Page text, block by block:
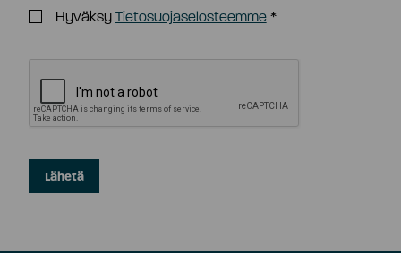
Hyväksy Tietosuojaselosteemme*